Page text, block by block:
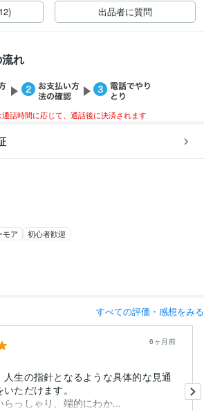
出品者に質問
れ
話時間に応じて、通話後に決済されます
モア 初心者歓迎
すべての評価・感想をみる
6ヶ月前
生の指針となるような具体的な見通
ただけます。
っしゃり、端的にわか...